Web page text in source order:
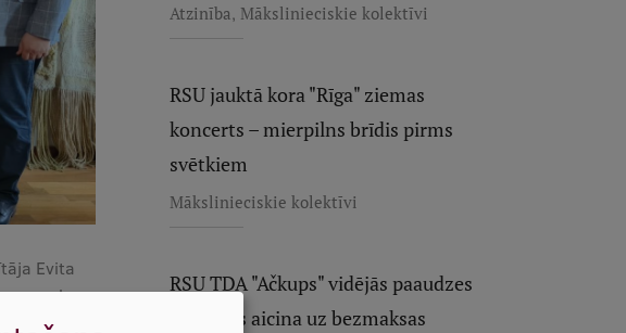
Evita
kora
Uģis
Atzinība, Mākslinieciskie kolektīvi
RSU jauktā kora "Rīga" ziemas
koncerts – mierpilns brīdis pirms
svētkiem
Mākslinieciskie kolektīvi
RSU TDA "Ačkups" vidējās paaudzes
kolektīvs aicina uz bezmaksas